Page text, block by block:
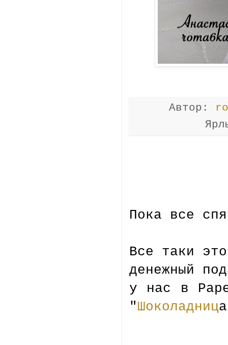
Автор:
Пока все
Все таки
денежный
у нас в
"Шоколадниц